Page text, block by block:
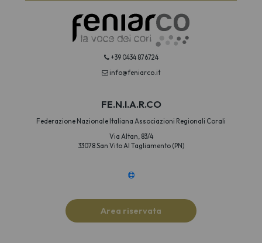
+39 0434 876724
info@feniarco.it
FE.N.I.A.R.CO
Federazione Nazionale Italiana Associazioni Regionali Corali
Via Altan, 83/4
33078 San Vito Al Tagliamento (PN)
Area riservata